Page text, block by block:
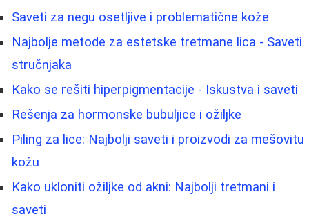
Saveti za negu osetljive i problematične kože
Najbolje metode za estetske tretmane lica - Saveti
stručnjaka
Kako se rešiti hiperpigmentacije - Iskustva i saveti
Rešenja za hormonske bubuljice i ožiljke
Piling za lice: Najbolji saveti i proizvodi za mešovitu
kožu
Kako ukloniti ožiljke od akni: Najbolji tretmani i
saveti